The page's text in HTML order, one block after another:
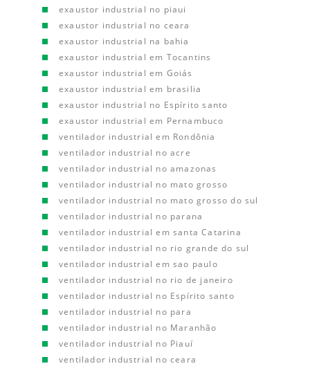
exaustor industrial no piaui
exaustor industrial no ceara
exaustor industrial na bahia
exaustor industrial em Tocantins
exaustor industrial em Goiás
exaustor industrial em brasilia
exaustor industrial no Espírito santo
exaustor industrial em Pernambuco
ventilador industrial em Rondônia
ventilador industrial no acre
ventilador industrial no amazonas
ventilador industrial no mato grosso
ventilador industrial no mato grosso do sul
ventilador industrial no parana
ventilador industrial em santa Catarina
ventilador industrial no rio grande do sul
ventilador industrial em sao paulo
ventilador industrial no rio de janeiro
ventilador industrial no Espírito santo
ventilador industrial no para
ventilador industrial no Maranhão
ventilador industrial no Piauí
ventilador industrial no ceara